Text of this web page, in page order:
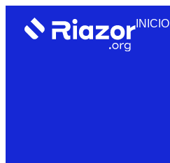
INICIO